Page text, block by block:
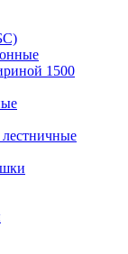
1500